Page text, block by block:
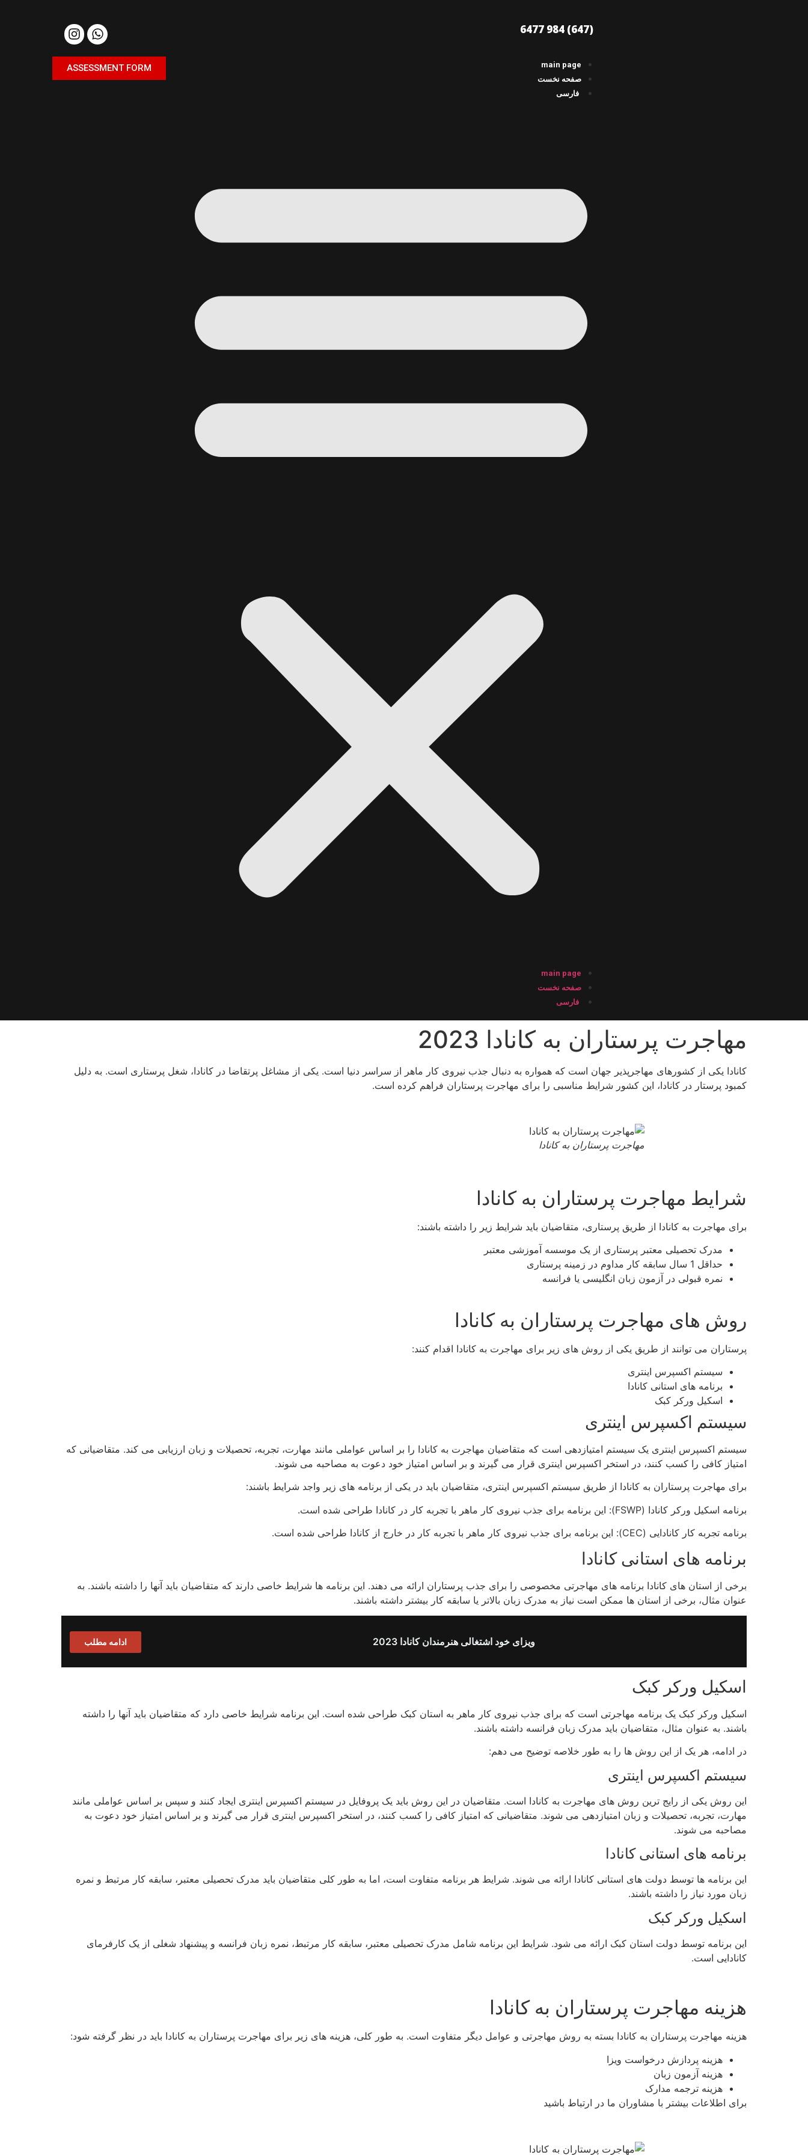
(647) 984 6477
main page
صفحه نخست
فارسی
main page
صفحه نخست
فارسی
ASSESSMENT FORM
مهاجرت پرستاران به کانادا 2023
کانادا یکی از کشورهای مهاجرپذیر جهان است که همواره به دنبال جذب نیروی کار ماهر از سراسر دنیا است. یکی از مشاغل پرتقاضا در کانادا، شغل پرستاری است. به دلیل
کمبود پرستار در کانادا، این کشور شرایط مناسبی را برای مهاجرت پرستاران فراهم کرده است.
مهاجرت پرستاران به کانادا
شرایط مهاجرت پرستاران به کانادا
برای مهاجرت به کانادا از طریق پرستاری، متقاضیان باید شرایط زیر را داشته باشند:
مدرک تحصیلی معتبر پرستاری از یک موسسه آموزشی معتبر
حداقل 1 سال سابقه کار مداوم در زمینه پرستاری
نمره قبولی در آزمون زبان انگلیسی یا فرانسه
روش های مهاجرت پرستاران به کانادا
پرستاران می توانند از طریق یکی از روش های زیر برای مهاجرت به کانادا اقدام کنند:
سیستم اکسپرس اینتری
برنامه های استانی کانادا
اسکیل ورکر کبک
سیستم اکسپرس اینتری
سیستم اکسپرس اینتری یک سیستم امتیازدهی است که متقاضیان مهاجرت به کانادا را بر اساس عواملی مانند مهارت، تجربه، تحصیلات و زبان ارزیابی می کند. متقاضیانی که
امتیاز کافی را کسب کنند، در استخر اکسپرس اینتری قرار می گیرند و بر اساس امتیاز خود دعوت به مصاحبه می شوند.
برای مهاجرت پرستاران به کانادا از طریق سیستم اکسپرس اینتری، متقاضیان باید در یکی از برنامه های زیر واجد شرایط باشند:
برنامه اسکیل ورکر کانادا (FSWP): این برنامه برای جذب نیروی کار ماهر با تجربه کار در کانادا طراحی شده است.
برنامه تجربه کار کانادایی (CEC): این برنامه برای جذب نیروی کار ماهر با تجربه کار در خارج از کانادا طراحی شده است.
برنامه های استانی کانادا
برخی از استان های کانادا برنامه های مهاجرتی مخصوصی را برای جذب پرستاران ارائه می دهند. این برنامه ها شرایط خاصی دارند که متقاضیان باید آنها را داشته باشند. به
عنوان مثال، برخی از استان ها ممکن است نیاز به مدرک زبان بالاتر یا سابقه کار بیشتر داشته باشند.
ویزای خود اشتغالی هنرمندان کانادا 2023 ادامه مطلب
اسکیل ورکر کبک
اسکیل ورکر کبک یک برنامه مهاجرتی است که برای جذب نیروی کار ماهر به استان کبک طراحی شده است. این برنامه شرایط خاصی دارد که متقاضیان باید آنها را داشته
باشند. به عنوان مثال، متقاضیان باید مدرک زبان فرانسه داشته باشند.
در ادامه، هر یک از این روش ها را به طور خلاصه توضیح می دهم:
سیستم اکسپرس اینتری
این روش یکی از رایج ترین روش های مهاجرت به کانادا است. متقاضیان در این روش باید یک پروفایل در سیستم اکسپرس اینتری ایجاد کنند و سپس بر اساس عواملی مانند
مهارت، تجربه، تحصیلات و زبان امتیازدهی می شوند. متقاضیانی که امتیاز کافی را کسب کنند، در استخر اکسپرس اینتری قرار می گیرند و بر اساس امتیاز خود دعوت به
مصاحبه می شوند.
برنامه های استانی کانادا
این برنامه ها توسط دولت های استانی کانادا ارائه می شوند. شرایط هر برنامه متفاوت است، اما به طور کلی متقاضیان باید مدرک تحصیلی معتبر، سابقه کار مرتبط و نمره
زبان مورد نیاز را داشته باشند.
اسکیل ورکر کبک
این برنامه توسط دولت استان کبک ارائه می شود. شرایط این برنامه شامل مدرک تحصیلی معتبر، سابقه کار مرتبط، نمره زبان فرانسه و پیشنهاد شغلی از یک کارفرمای
کانادایی است.
هزینه مهاجرت پرستاران به کانادا
هزینه مهاجرت پرستاران به کانادا بسته به روش مهاجرتی و عوامل دیگر متفاوت است. به طور کلی، هزینه های زیر برای مهاجرت پرستاران به کانادا باید در نظر گرفته شود:
هزینه پردازش درخواست ویزا
هزینه آزمون زبان
هزینه ترجمه مدارک
برای اطلاعات بیشتر با مشاوران ما در ارتباط باشید